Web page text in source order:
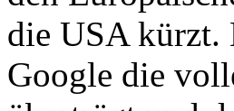
die USA kürzt.
Google die